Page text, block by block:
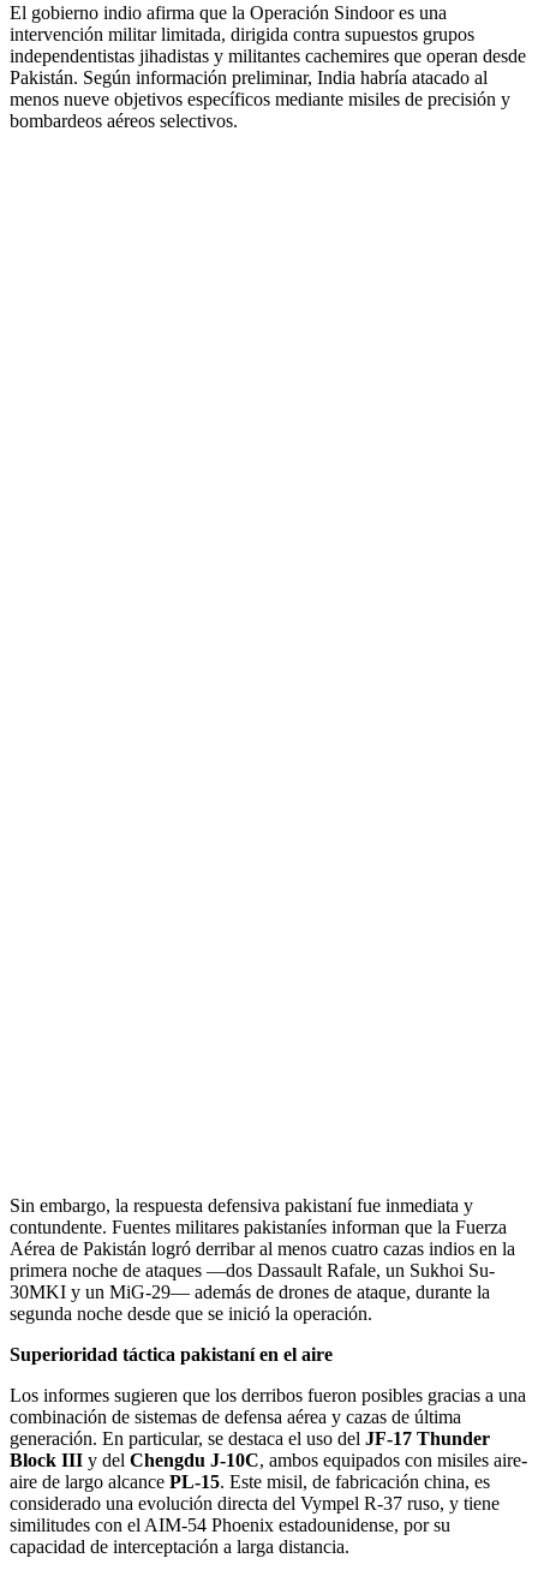
El gobierno indio afirma que la Operación Sindoor es una
intervención militar limitada, dirigida contra supuestos grupos
independentistas jihadistas y militantes cachemires que operan desde
Pakistán. Según información preliminar, India habría atacado al
menos nueve objetivos específicos mediante misiles de precisión y
bombardeos aéreos selectivos.
Sin embargo, la respuesta defensiva pakistaní fue inmediata y
contundente. Fuentes militares pakistaníes informan que la Fuerza
Aérea de Pakistán logró derribar al menos cuatro cazas indios en la
primera noche de ataques —dos Dassault Rafale, un Sukhoi Su-
30MKI y un MiG-29— además de drones de ataque, durante la
segunda noche desde que se inició la operación.
Superioridad táctica pakistaní en el aire
Los informes sugieren que los derribos fueron posibles gracias a una
combinación de sistemas de defensa aérea y cazas de última
generación. En particular, se destaca el uso del JF-17 Thunder
Block III y del Chengdu J-10C, ambos equipados con misiles aire-
aire de largo alcance PL-15. Este misil, de fabricación china, es
considerado una evolución directa del Vympel R-37 ruso, y tiene
similitudes con el AIM-54 Phoenix estadounidense, por su
capacidad de interceptación a larga distancia.